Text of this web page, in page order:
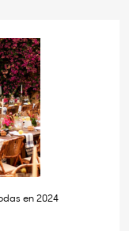
en 2024